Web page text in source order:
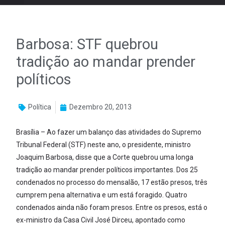
Barbosa: STF quebrou
tradição ao mandar prender
políticos
Política Dezembro 20, 2013
Brasília – Ao fazer um balanço das atividades do Supremo
Tribunal Federal (STF) neste ano, o presidente, ministro
Joaquim Barbosa, disse que a Corte quebrou uma longa
tradição ao mandar prender políticos importantes. Dos 25
condenados no processo do mensalão, 17 estão presos, três
cumprem pena alternativa e um está foragido. Quatro
condenados ainda não foram presos. Entre os presos, está o
ex-ministro da Casa Civil José Dirceu, apontado como